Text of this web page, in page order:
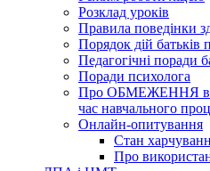
Розклад уроків
Правила поведінки
Порядок дій батьків
Педагогічні поради
Поради психолога
Про ОБМЕЖЕННЯ
час навчального
Онлайн-опитування
Стан
Про